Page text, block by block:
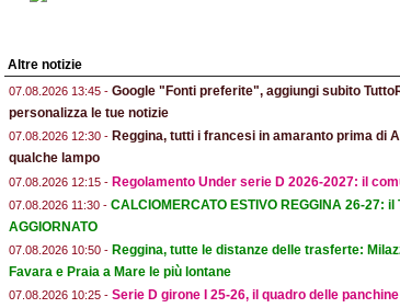
Altre notizie
07.08.2026 13:45 - Google "Fonti preferite", aggiungi subito
personalizza le tue notizie
07.08.2026 12:30 - Reggina, tutti i francesi in amaranto prima di
qualche lampo
07.08.2026 12:15 - Regolamento Under serie D 2026-2027: il
07.08.2026 11:30 - CALCIOMERCATO ESTIVO REGGINA 26-27: il
AGGIORNATO
07.08.2026 10:50 - Reggina, tutte le distanze delle trasferte:
Favara e Praia a Mare le più lontane
07.08.2026 10:25 - Serie D girone I 25-26, il quadro delle